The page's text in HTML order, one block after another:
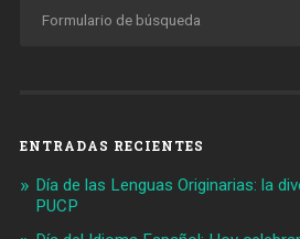
ENTRADAS RECIENTES
Día de las Lenguas Originarias: la
PUCP